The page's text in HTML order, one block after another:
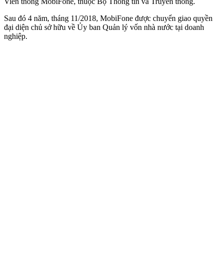
Sau đó 4 năm, tháng 11/2018, MobiFone được chuyển giao quyền
đại diện chủ sở hữu về Ủy ban Quản lý vốn nhà nước tại doanh
nghiệp.